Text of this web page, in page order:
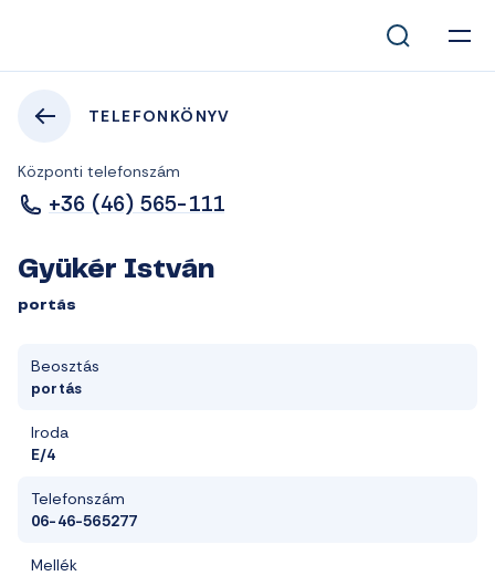
TELEFONKÖNYV
Központi telefonszám
+36 (46) 565-111
Gyükér István
portás
Beosztás
portás
Iroda
E/4
Telefonszám
06-46-565277
Mellék